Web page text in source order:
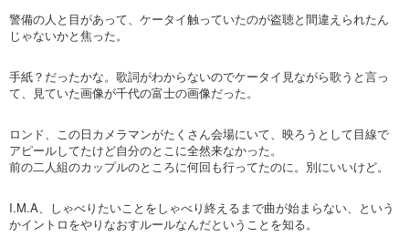
警備の人と目があって、ケータイ触っていたのが盗聴と間違えられたん
じゃないかと焦った。
手紙？だったかな。歌詞がわからないのでケータイ見ながら歌うと言っ
て、見ていた画像が千代の富士の画像だった。
ロンド、この日カメラマンがたくさん会場にいて、映ろうとして目線で
アピールしてたけど自分のとこに全然来なかった。
前の二人組のカップルのところに何回も行ってたのに。別にいいけど。
I.M.A、しゃべりたいことをしゃべり終えるまで曲が始まらない、という
かイントロをやりなおすルールなんだということを知る。